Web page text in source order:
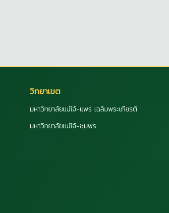
วิทยาเขต
มหาวิทยาลัยแม่โจ้-แพร่ เฉลิมพระเกียรติ
มหาวิทยาลัยแม่โจ้-ชุมพร